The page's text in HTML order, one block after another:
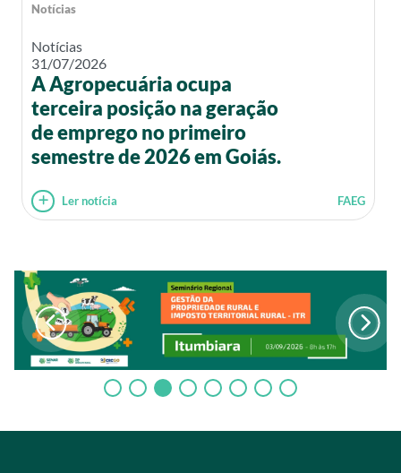
Notícias
Notícias
31/07/2026
A Agropecuária ocupa
terceira posição na geração
de emprego no primeiro
semestre de 2026 em Goiás.
Ler notícia FAEG